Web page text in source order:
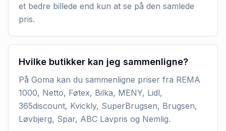
et bedre billede end kun at se på den samlede
pris.
Hvilke butikker kan jeg sammenligne?
På Goma kan du sammenligne priser fra REMA
1000, Netto, Føtex, Bilka, MENY, Lidl,
365discount, Kvickly, SuperBrugsen, Brugsen,
Løvbjerg, Spar, ABC Lavpris og Nemlig.